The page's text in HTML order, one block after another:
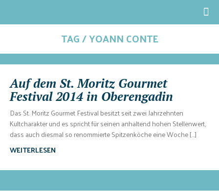
TAG / YOANN CONTE
Auf dem St. Moritz Gourmet
Festival 2014 in Oberengadin
Das St. Moritz Gourmet Festival besitzt seit zwei Jahrzehnten
Kultcharakter und es spricht für seinen anhaltend hohen Stellenwert,
dass auch diesmal so renommierte Spitzenköche eine Woche […]
WEITERLESEN